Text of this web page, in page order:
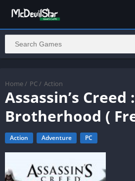
Home / PC / Action
Assassin’s Creed :
Brotherhood (
Action Adventure PC